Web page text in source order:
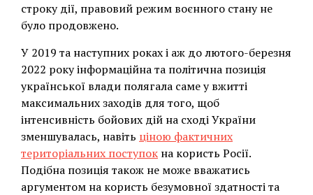
строку дії, правовий режим воєнного стану не
було продовжено.
У 2019 та наступних роках і аж до лютого-березня
2022 року інформаційна та політична позиція
української влади полягала саме у вжитті
максимальних заходів для того, щоб
інтенсивність бойових дій на сході України
зменшувалась, навіть ціною фактичних
територіальних поступок на користь Росії.
Подібна позиція також не може вважатись
аргументом на користь безумовної здатності та